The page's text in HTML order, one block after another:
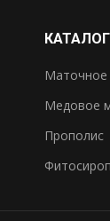
КАТАЛОГ
Медовое
Прополис